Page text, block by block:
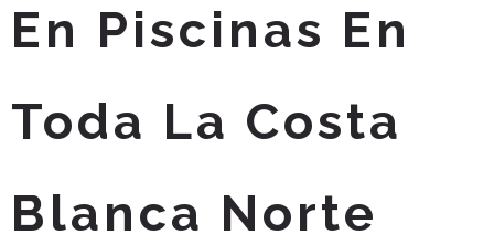
En Piscinas En
Toda La Costa
Blanca Norte